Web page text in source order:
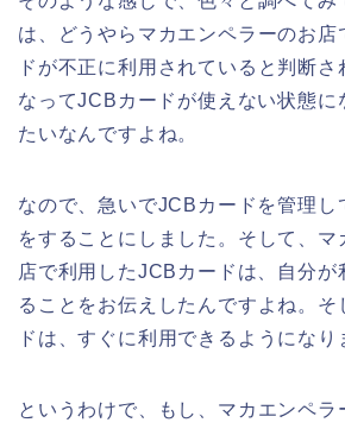
は、どうやらマカエンペラーのお店
ドが不正に利用されていると判断さ
なってJCBカードが使えない状態に
たいなんですよね。
なので、急いでJCBカードを管理し
をすることにしました。そして、マ
店で利用したJCBカードは、自分が
ることをお伝えしたんですよね。そ
ドは、すぐに利用できるようになり
というわけで、もし、マカエンペラ